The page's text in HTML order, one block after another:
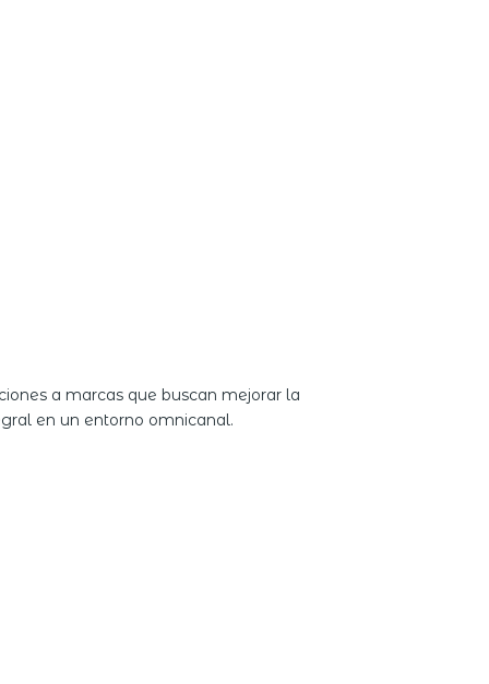
a marcas que buscan mejorar la
en un entorno omnicanal.